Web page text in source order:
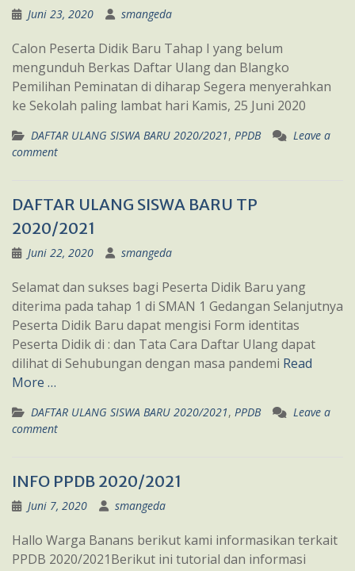
Juni 23, 2020 smangeda
Calon Peserta Didik Baru Tahap I yang belum
mengunduh Berkas Daftar Ulang dan Blangko
Pemilihan Peminatan di diharap Segera menyerahkan
ke Sekolah paling lambat hari Kamis, 25 Juni 2020
DAFTAR ULANG SISWA BARU 2020/2021, PPDB
Leave a
comment
DAFTAR ULANG SISWA BARU TP
2020/2021
Juni 22, 2020 smangeda
Selamat dan sukses bagi Peserta Didik Baru yang
diterima pada tahap 1 di SMAN 1 Gedangan Selanjutnya
Peserta Didik Baru dapat mengisi Form identitas
Peserta Didik di : dan Tata Cara Daftar Ulang dapat
dilihat di Sehubungan dengan masa pandemi Read
More …
DAFTAR ULANG SISWA BARU 2020/2021, PPDB
Leave a
comment
INFO PPDB 2020/2021
Juni 7, 2020 smangeda
Hallo Warga Banans berikut kami informasikan terkait
PPDB 2020/2021Berikut ini tutorial dan informasi